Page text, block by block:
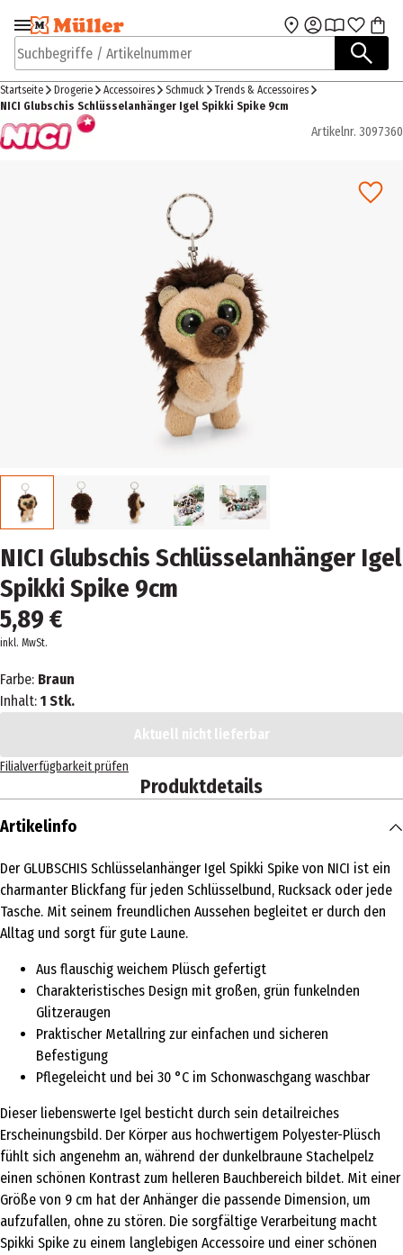
Zur Navigation
springen
Zum Hauptinhalt
Suchbegriffe / Artikelnummer
Startseite Drogerie Accessoires Schmuck
Trends & Accessoires
NICI Glubschis Schlüsselanhänger Igel Spikki Spike 9cm
Artikelnr. 3097360
NICI Glubschis Schlüsselanhänger Igel
Spikki Spike 9cm
5,89 €
inkl. MwSt.
Farbe: Braun
Inhalt: 1 Stk.
Aktuell nicht lieferbar
Filialverfügbarkeit prüfen
Produktdetails
Artikelinfo
Der GLUBSCHIS Schlüsselanhänger Igel Spikki Spike von NICI ist ein
charmanter Blickfang für jeden Schlüsselbund, Rucksack oder jede
Tasche. Mit seinem freundlichen Aussehen begleitet er durch den
Alltag und sorgt für gute Laune.
Aus flauschig weichem Plüsch gefertigt
Charakteristisches Design mit großen, grün funkelnden
Glitzeraugen
Praktischer Metallring zur einfachen und sicheren
Befestigung
Pflegeleicht und bei 30 °C im Schonwaschgang waschbar
Dieser liebenswerte Igel besticht durch sein detailreiches
Erscheinungsbild. Der Körper aus hochwertigem Polyester-Plüsch
fühlt sich angenehm an, während der dunkelbraune Stachelpelz
einen schönen Kontrast zum helleren Bauchbereich bildet. Mit einer
Größe von 9 cm hat der Anhänger die passende Dimension, um
aufzufallen, ohne zu stören. Die sorgfältige Verarbeitung macht
Spikki Spike zu einem langlebigen Accessoire und einer schönen